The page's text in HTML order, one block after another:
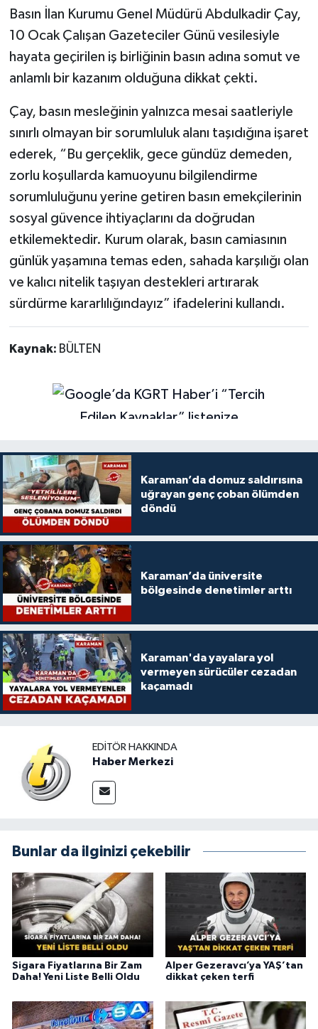
Basın İlan Kurumu Genel Müdürü Abdulkadir Çay,
10 Ocak Çalışan Gazeteciler Günü vesilesiyle
hayata geçirilen iş birliğinin basın adına somut ve
anlamlı bir kazanım olduğuna dikkat çekti.
Çay, basın mesleğinin yalnızca mesai saatleriyle
sınırlı olmayan bir sorumluluk alanı taşıdığına işaret
ederek, “Bu gerçeklik, gece gündüz demeden,
zorlu koşullarda kamuoyunu bilgilendirme
sorumluluğunu yerine getiren basın emekçilerinin
sosyal güvence ihtiyaçlarını da doğrudan
etkilemektedir. Kurum olarak, basın camiasının
günlük yaşamına temas eden, sahada karşılığı olan
ve kalıcı nitelik taşıyan destekleri artırarak
sürdürme kararlılığındayız” ifadelerini kullandı.
Kaynak: BÜLTEN
Karaman’da domuz saldırısına
uğrayan genç çoban ölümden
döndü
Karaman’da üniversite
bölgesinde denetimler arttı
Karaman'da yayalara yol
vermeyen sürücüler cezadan
kaçamadı
EDITÖR HAKKINDA
Haber Merkezi
Bunlar da ilginizi çekebilir
Sigara Fiyatlarına Bir Zam
Daha! Yeni Liste Belli Oldu
Alper Gezeravcı’ya YAŞ’tan
dikkat çeken terfi